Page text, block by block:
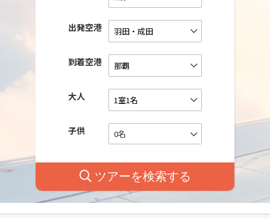
出発空港
到着空港
大人
子供 0名